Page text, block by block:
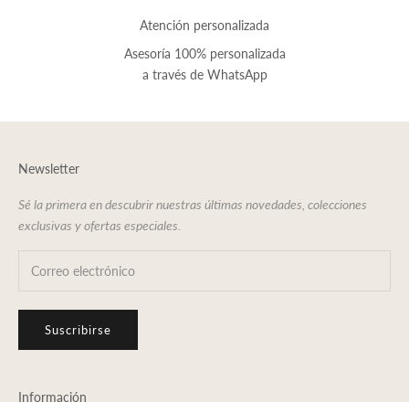
Atención personalizada
Asesoría 100% personalizada
a través de WhatsApp
Newsletter
Sé la primera en descubrir nuestras últimas novedades, colecciones
exclusivas y ofertas especiales.
Suscribirse
Información